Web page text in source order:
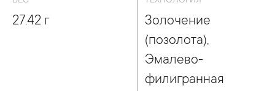
27.42 г
Золочение
(позолота),
Эмалево-
филигранная